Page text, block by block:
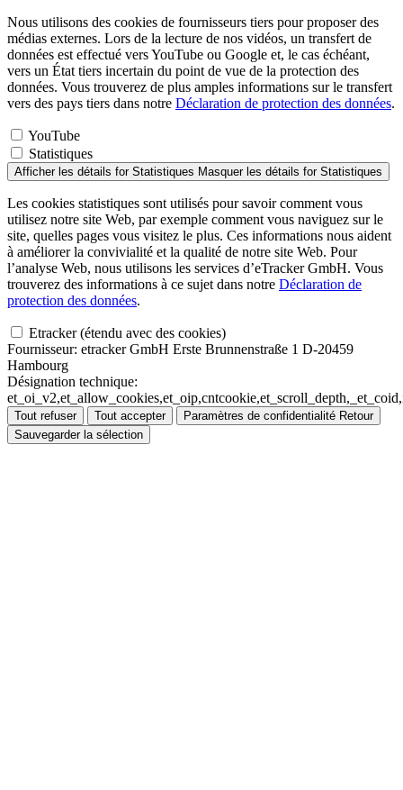
Nous utilisons des cookies de fournisseurs tiers pour proposer des
médias externes. Lors de la lecture de nos vidéos, un transfert de
données est effectué vers YouTube ou Google et, le cas échéant,
vers un État tiers incertain du point de vue de la protection des
données. Vous trouverez de plus amples informations sur le transfert
vers des pays tiers dans notre Déclaration de protection des données.
YouTube
Statistiques
Afficher les détails for Statistiques Masquer les détails for Statistiques
Les cookies statistiques sont utilisés pour savoir comment vous
utilisez notre site Web, par exemple comment vous naviguez sur le
site, quelles pages vous visitez le plus. Ces informations nous aident
à améliorer la convivialité et la qualité de notre site Web. Pour
l’analyse Web, nous utilisons les services d’eTracker GmbH. Vous
trouverez des informations à ce sujet dans notre Déclaration de
protection des données.
Etracker (étendu avec des cookies)
Fournisseur: etracker GmbH Erste Brunnenstraße 1 D-20459
Hambourg
Désignation technique:
Tout refuser Tout accepter Paramètres de confidentialité Retour
Sauvegarder la sélection